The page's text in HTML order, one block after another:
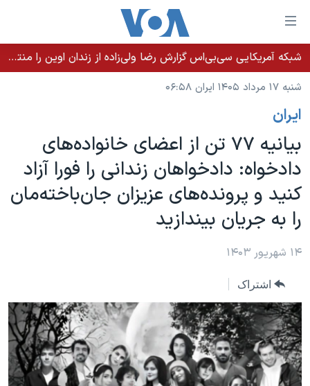
لینکهای
قابل
دسترسی
جهش
محتوای
اصلی
جهش
به
صفحه
اصلی
جهش
به
خانه
نسخه سبک وب‌سایت
موضوع ها
ایران
آمریکا
جهان
ورزشی
گزیده‌ها
فرهنگ و زندگی
حقوق شهروندی
اقتصادی
برنامه های تلویزیونی
جدول برنامه ها
صفحه‌های ویژه
جام جهانی ۲۰۲۶
عملیات خشم حماسی
مستندها
انتخابات ریاست جمهوری آمریکا ۲۰۲۴
حمله جمهوری اسلامی به اسرائیل
فرکانس‌های صدای آمریکا
پخش رادیویی
یادگیری زبان انگلیسی
دنبال کنید
شبکه آمریکایی سی‌بی‌‌اس گزارش رضا ولی‌زاده از زندان اوین را منتشر کرد؛ کامران حکمتی پیش از آغاز شیمی‌درمانی به زندان بازگردانده شد
شنبه ۱۷ مرداد ۱۴۰۵ ایران ۰۶:۵۸
ايران
بیانیه ۷۷ تن از اعضای خانواده‌های
دادخواه: دادخواهان زندانی را فورا آزاد
کنید و پرونده‌های عزیزان جان‌باخته‌مان
را به جریان بیندازید
۱۴ شهریور ۱۴۰۳
اشتراک